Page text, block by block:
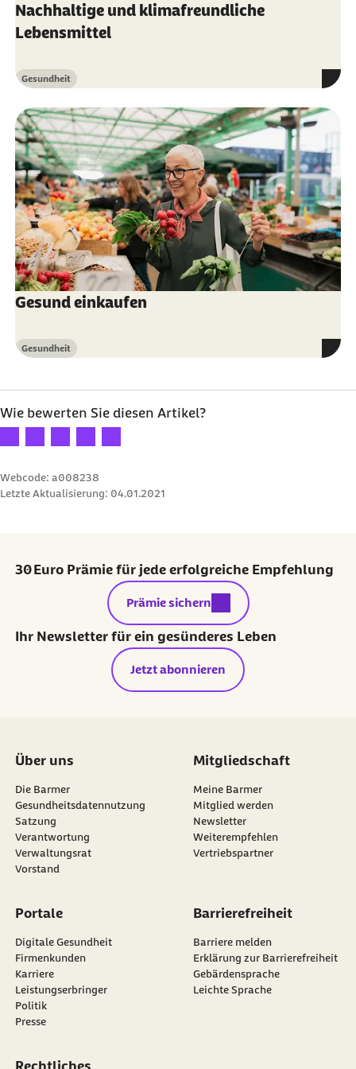
Wissenschaft
Nachhaltige und klimafreundliche
Lebensmittel
Kategorie
Gesundheit
Gesund einkaufen
Kategorie
Gesundheit
Wie bewerten Sie diesen Artikel?
Ihre Bewertung: 1 Stern
Ihre Bewertung: 2 Sterne
Ihre Bewertung: 3 Sterne
Ihre Bewertung: 4 Sterne
Ihre Bewertung: 5 Sterne
Webcode: a008238
Letzte Aktualisierung: 04.01.2021
30 Euro Prämie für jede erfolgreiche Empfehlung
externer Link:
Prämie sichern
Ihr Newsletter für ein gesünderes Leben
Jetzt abonnieren
Über uns
Die Barmer
Gesundheitsdatennutzung
Satzung
Verantwortung
Verwaltungsrat
Vorstand
Mitgliedschaft
Meine Barmer
Mitglied werden
Newsletter
externer Link:
Weiterempfehlen
Vertriebspartner
Portale
Digitale Gesundheit
Firmenkunden
Karriere
Leistungserbringer
Politik
Presse
Barrierefreiheit
Barriere melden
Erklärung zur Barrierefreiheit
Gebärdensprache
Leichte Sprache
Rechtliches